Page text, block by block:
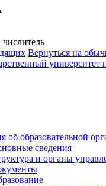
числитель
Вернуться на
об образовательной
сведения
и органы